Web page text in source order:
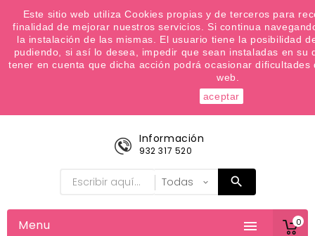
¿Quiere conocer las próximas ofertas del fin de
semana? Apúntate a nuestra Newsletter
Favoritos (0)

0
Información
932 317 520

Menu
Este sitio web utiliza Cookies propias y de terceros para
finalidad de mejorar nuestros servicios. Si continua
la instalación de las mismas. El usuario tiene la posibilidad
pudiendo, si así lo desea, impedir que sean instaladas en su
tener en cuenta que dicha acción podrá ocasionar
web.
aceptar